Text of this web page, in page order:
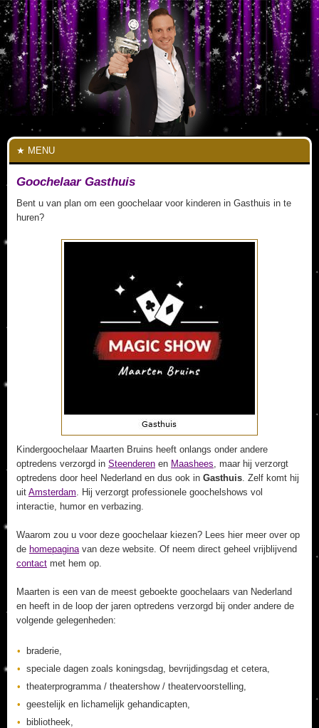
MENU
Goochelaar Gasthuis
Bent u van plan om een goochelaar voor kinderen in Gasthuis in te
huren?
Kindergoochelaar Maarten Bruins heeft onlangs onder andere
optredens verzorgd in Steenderen en Maashees, maar hij verzorgt
optredens door heel Nederland en dus ook in Gasthuis. Zelf komt hij
uit Amsterdam. Hij verzorgt professionele goochelshows vol
interactie, humor en verbazing.
Waarom zou u voor deze goochelaar kiezen? Lees hier meer over op
de homepaginavan deze website. Of neem direct geheel vrijblijvend
contact met hem op.
Maarten is een van de meest geboekte goochelaars van Nederland
en heeft in de loop der jaren optredens verzorgd bij onder andere de
volgende gelegenheden:
braderie,
speciale dagen zoals koningsdag, bevrijdingsdag et cetera,
theaterprogramma / theatershow / theatervoorstelling,
geestelijk en lichamelijk gehandicapten,
bibliotheek,